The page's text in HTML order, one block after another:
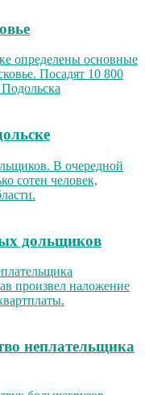
дольщиков
неплательщика